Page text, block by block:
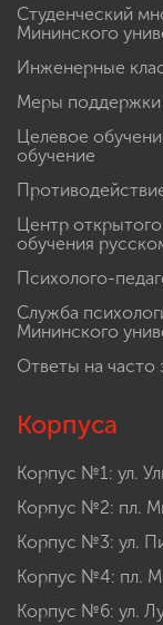
Студенческий
Мининского
Инженерные
Меры поддержки
Целевое
обучение
Центр
обучения
Психолого-
Служба
Мининского
Ответы на часто
Корпуса
Корпус №1: ул.
Корпус №2: пл.
Корпус №3: ул.
Корпус №4: пл.
Корпус №6: ул.